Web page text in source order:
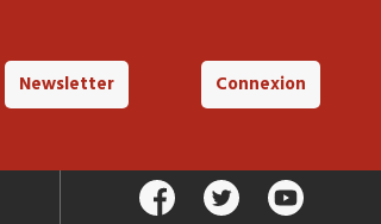
Newsletter Connexion